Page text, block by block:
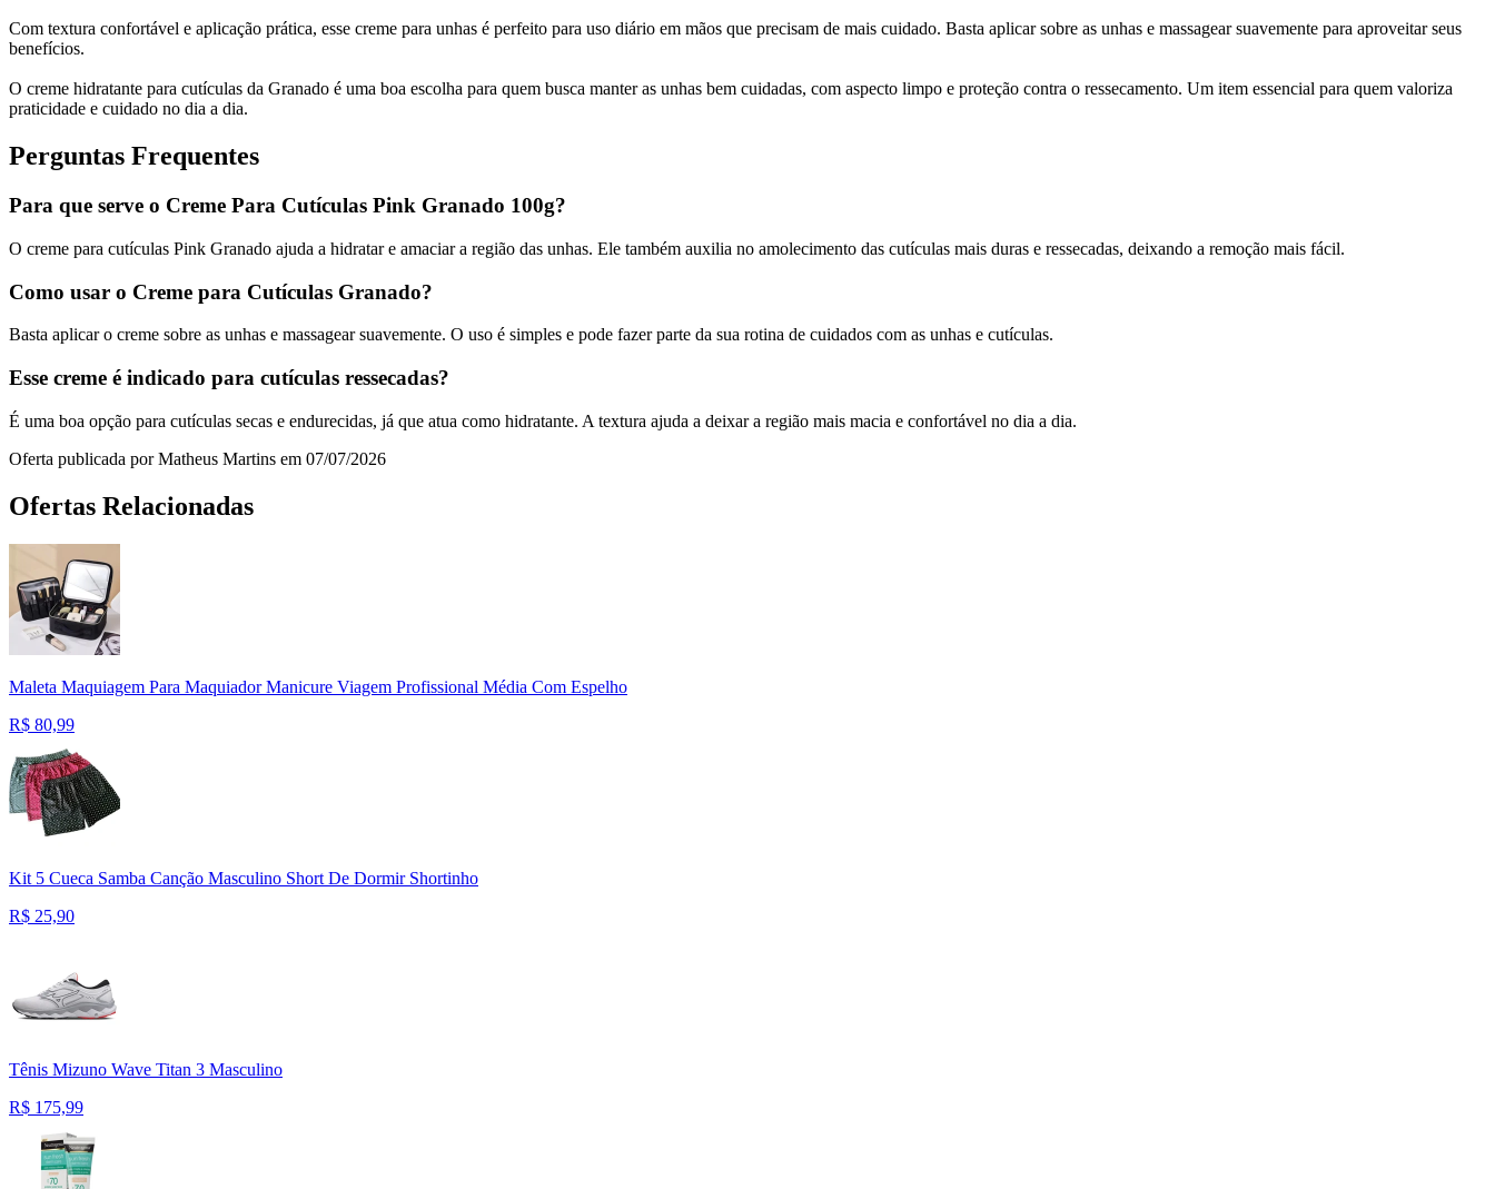
Com textura confortável e aplicação prática, esse creme para unhas é perfeito para uso diário em mãos que precisam de mais cuidado. Basta aplicar sobre as unhas e massagear suavemente para aproveitar seus
benefícios.
O creme hidratante para cutículas da Granado é uma boa escolha para quem busca manter as unhas bem cuidadas, com aspecto limpo e proteção contra o ressecamento. Um item essencial para quem valoriza
praticidade e cuidado no dia a dia.
Perguntas Frequentes
Para que serve o Creme Para Cutículas Pink Granado 100g?
O creme para cutículas Pink Granado ajuda a hidratar e amaciar a região das unhas. Ele também auxilia no amolecimento das cutículas mais duras e ressecadas, deixando a remoção mais fácil.
Como usar o Creme para Cutículas Granado?
Basta aplicar o creme sobre as unhas e massagear suavemente. O uso é simples e pode fazer parte da sua rotina de cuidados com as unhas e cutículas.
Esse creme é indicado para cutículas ressecadas?
É uma boa opção para cutículas secas e endurecidas, já que atua como hidratante. A textura ajuda a deixar a região mais macia e confortável no dia a dia.
Oferta publicada por Matheus Martins em 07/07/2026
Ofertas Relacionadas
Maleta Maquiagem Para Maquiador Manicure Viagem Profissional Média Com Espelho
R$ 80,99
Kit 5 Cueca Samba Canção Masculino Short De Dormir Shortinho
R$ 25,90
Tênis Mizuno Wave Titan 3 Masculino
R$ 175,99